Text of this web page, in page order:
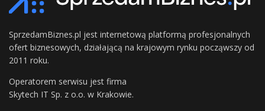
SprzedamBiznes.pl jest internetową platformą profesjonalnych
ofert biznesowych, działającą na krajowym rynku począwszy od
2011 roku.
Operatorem serwisu jest firma
Skytech IT Sp. z o.o. w Krakowie.